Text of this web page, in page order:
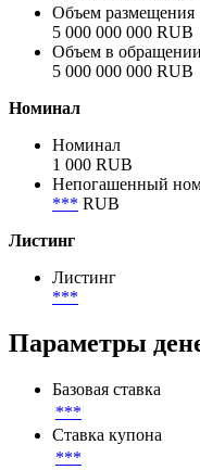
Объём
Анонсированный
5 000 000 000 RUB
5 000 000 000 RUB
5 000 000 000 RUB
Номинал
1 000 RUB
***RUB
Листинг
Параметры
Базовая ставка